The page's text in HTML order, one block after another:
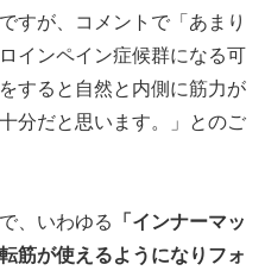
すが、コメントで「あまり
インペイン症候群になる可
すると自然と内側に筋力が
分だと思います。」とのご
、いわゆる
「インナーマッ
筋が使えるようになりフォ